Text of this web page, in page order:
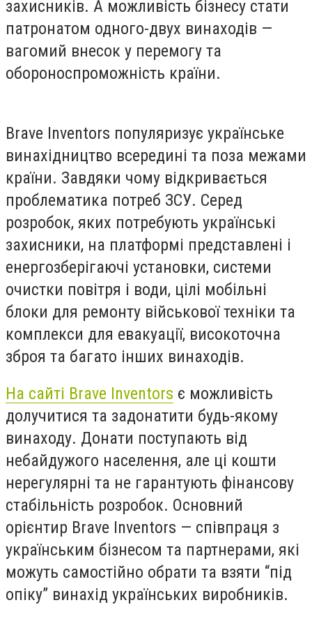
захисників. А можливість бізнесу стати
патронатом одного-двух винаходів —
вагомий внесок у перемогу та
обороноспроможність країни.
Brave Inventors популяризує українське
винахідництво всередині та поза межами
країни. Завдяки чому відкривається
проблематика потреб ЗСУ. Серед
розробок, яких потребують українські
захисники, на платформі представлені і
енергозберігаючі установки, системи
очистки повітря і води, цілі мобільні
блоки для ремонту військової техніки та
комплекси для евакуації, високоточна
зброя та багато інших винаходів.
На сайті Brave Inventors є можливість
долучитися та задонатити будь-якому
винаходу. Донати поступають від
небайдужого населення, але ці кошти
нерегулярні та не гарантують фінансову
стабільність розробок. Основний
орієнтир Brave Inventors — співпраця з
українським бізнесом та партнерами, які
можуть самостійно обрати та взяти “під
опіку” винахід українських виробників.